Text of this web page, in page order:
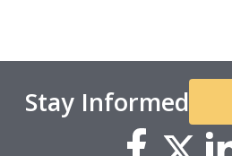
Stay Informed